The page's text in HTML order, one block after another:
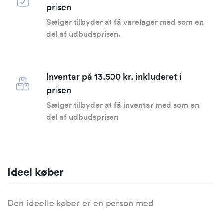
prisen
Sælger tilbyder at få varelager med som en
del af udbudsprisen.
Inventar på 13.500 kr. inkluderet i
prisen
Sælger tilbyder at få inventar med som en
del af udbudsprisen
Ideel køber
Den ideelle køber er en person med